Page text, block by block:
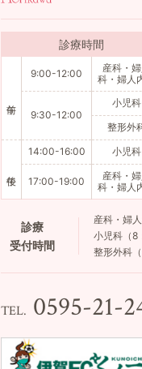
診療時間
9:00-12:00
産科・婦
科・婦人
9:30-12:00
小児科
整形外
14:00-16:00
小児科
17:00-19:00
産科・婦
科・婦人
診療
受付時間
産科・婦
小児科（8
整形外科
TEL. 0595-21-